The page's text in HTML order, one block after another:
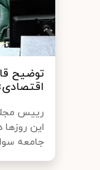
توضیح
رییس
این
جامعه